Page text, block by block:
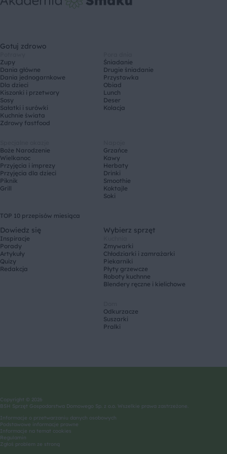
Gotuj zdrowo
Zupy
Dania główne
Dania jednogarnkowe
Dla dzieci
Kiszonki i przetwory
Sosy
Sałatki i surówki
Kuchnie świata
Zdrowy fastfood
Śniadanie
Drugie śniadanie
Przystawka
Obiad
Lunch
Deser
Kolacja
Boże Narodzenie
Wielkanoc
Przyjęcia i imprezy
Przyjęcia dla dzieci
Piknik
Grill
Grzańce
Kawy
Herbaty
Drinki
Smoothie
Koktajle
Soki
TOP 10 przepisów miesiąca
Dowiedz się
Inspiracje
Porady
Artykuły
Quizy
Redakcja
Wybierz sprzęt
Zmywarki
Chłodziarki i zamrażarki
Piekarniki
Płyty grzewcze
Roboty kuchnne
Blendery ręczne i kielichowe
Odkurzacze
Suszarki
Pralki
Copyright © 2026
BSH Sprzęt Gospodarstwa Domowego Sp. z o.o. Wszelkie prawa zastrzeżone.
Informacje o przetwarzaniu danych osobowych
Podstawowe informacje prawne
Informacje na temat cookies
Regulamin
Zgłoś problem ze stroną